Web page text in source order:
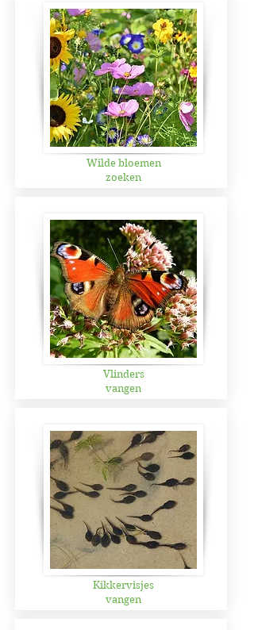
Wilde bloemen
zoeken
Vlinders
vangen
Kikkervisjes
vangen